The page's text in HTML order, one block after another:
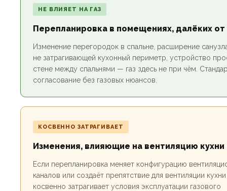
НЕ ВЛИЯЕТ НА ГАЗ
Перепланировка в помещениях, далёких от
Изменение перегородок в спальне, расширение
не затрагивающей кухонный периметр, устройство
стене между спальнями — газ здесь не при чём.
согласование без газовых нюансов.
КОСВЕННО ЗАТРАГИВАЕТ
Изменения, влияющие на вентиляцию кухни
Если перепланировка меняет конфигурацию
каналов или создаёт препятствие для вентиляции
косвенно затрагивает условия эксплуатации газового